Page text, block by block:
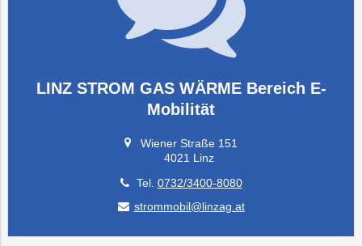
LINZ STROM GAS WÄRME Bereich E-
Mobilität
Wiener Straße 151
4021 Linz
Tel. 0732/3400-8080
strommobil@linzag.at